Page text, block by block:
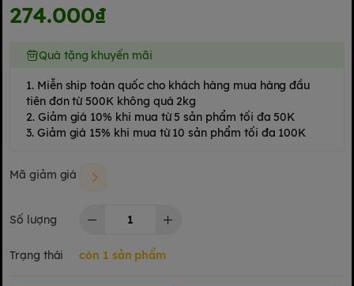
274.000₫
Quà tặng khuyến mãi
1. Miễn ship toàn quốc cho khách hàng mua hàng đầu
tiên đơn từ 500K không quá 2kg
2. Giảm giá 10% khi mua từ 5 sản phẩm tối đa 50K
3. Giảm giá 15% khi mua từ 10 sản phẩm tối đa 100K
Mã giảm giá
Số lượng
Trạng thái còn 1 sản phẩm